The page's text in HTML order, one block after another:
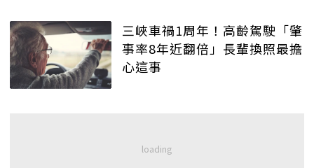
三峽車禍1周年！高齡駕駛「肇
事率8年近翻倍」長輩換照最擔
心這事